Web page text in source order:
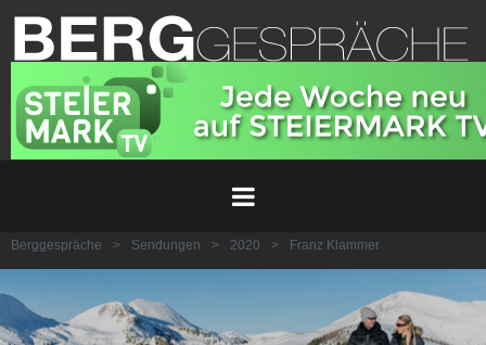
Berggespräche > Sendungen > 2020 > Franz Klammer